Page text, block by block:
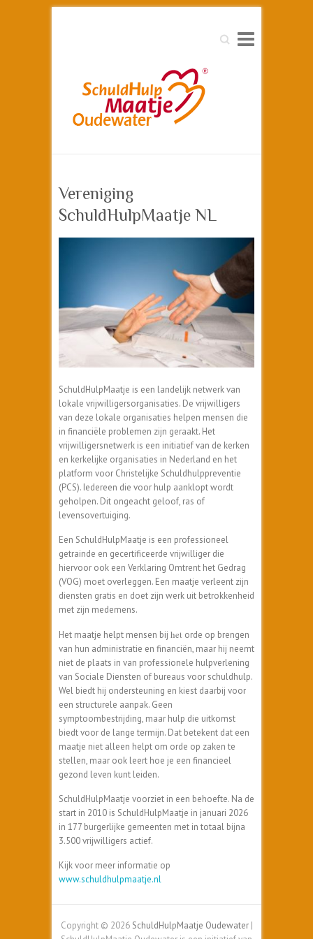
Zoeken
Vereniging
SchuldHulpMaatje NL
SchuldHulpMaatje is een landelijk netwerk van
lokale vrijwilligersorganisaties. De vrijwilligers
van deze lokale organisaties helpen mensen die
in financiële problemen zijn geraakt. Het
vrijwilligersnetwerk is een initiatief van de kerken
en kerkelijke organisaties in Nederland en het
platform voor Christelijke Schuldhulppreventie
(PCS). Iedereen die voor hulp aanklopt wordt
geholpen. Dit ongeacht geloof, ras of
levensovertuiging.
Een SchuldHulpMaatje is een professioneel
getrainde en gecertificeerde vrijwilliger die
hiervoor ook een Verklaring Omtrent het Gedrag
(VOG) moet overleggen. Een maatje verleent zijn
diensten gratis en doet zijn werk uit betrokkenheid
met zijn medemens.
Het maatje helpt mensen bij het orde op brengen
van hun administratie en financiën, maar hij neemt
niet de plaats in van professionele hulpverlening
van Sociale Diensten of bureaus voor schuldhulp.
Wel biedt hij ondersteuning en kiest daarbij voor
een structurele aanpak. Geen
symptoombestrijding, maar hulp die uitkomst
biedt voor de lange termijn. Dat betekent dat een
maatje niet alleen helpt om orde op zaken te
stellen, maar ook leert hoe je een financieel
gezond leven kunt leiden.
SchuldHulpMaatje voorziet in een behoefte. Na de
start in 2010 is SchuldHulpMaatje in januari 2026
in 177 burgerlijke gemeenten met in totaal bijna
3.500 vrijwilligers actief.
Kijk voor meer informatie op
www.schuldhulpmaatje.nl
Copyright © 2026 SchuldHulpMaatje Oudewater|